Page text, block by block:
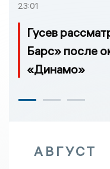
23:01
Гусев
Барс» после
«Динамо»
АВГУСТ